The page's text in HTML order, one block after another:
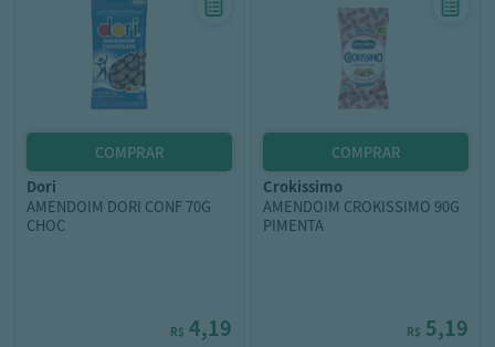
dori
AMENDOIM DORI CONF 70G
CHOC
R$ 4,19
crokissimo
AMENDOIM CROKISSIMO 90G
PIMENTA
R$ 5,19